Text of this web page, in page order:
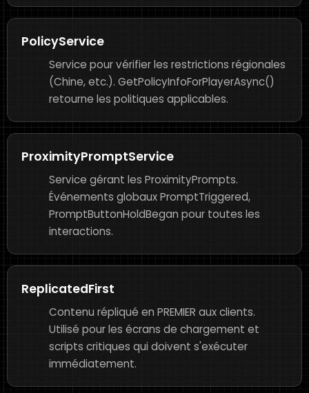
PolicyService
Service pour vérifier les restrictions régionales
(Chine, etc.). GetPolicyInfoForPlayerAsync()
retourne les politiques applicables.
ProximityPromptService
Service gérant les ProximityPrompts.
Événements globaux PromptTriggered,
PromptButtonHoldBegan pour toutes les
interactions.
ReplicatedFirst
Contenu répliqué en PREMIER aux clients.
Utilisé pour les écrans de chargement et
scripts critiques qui doivent s'exécuter
immédiatement.